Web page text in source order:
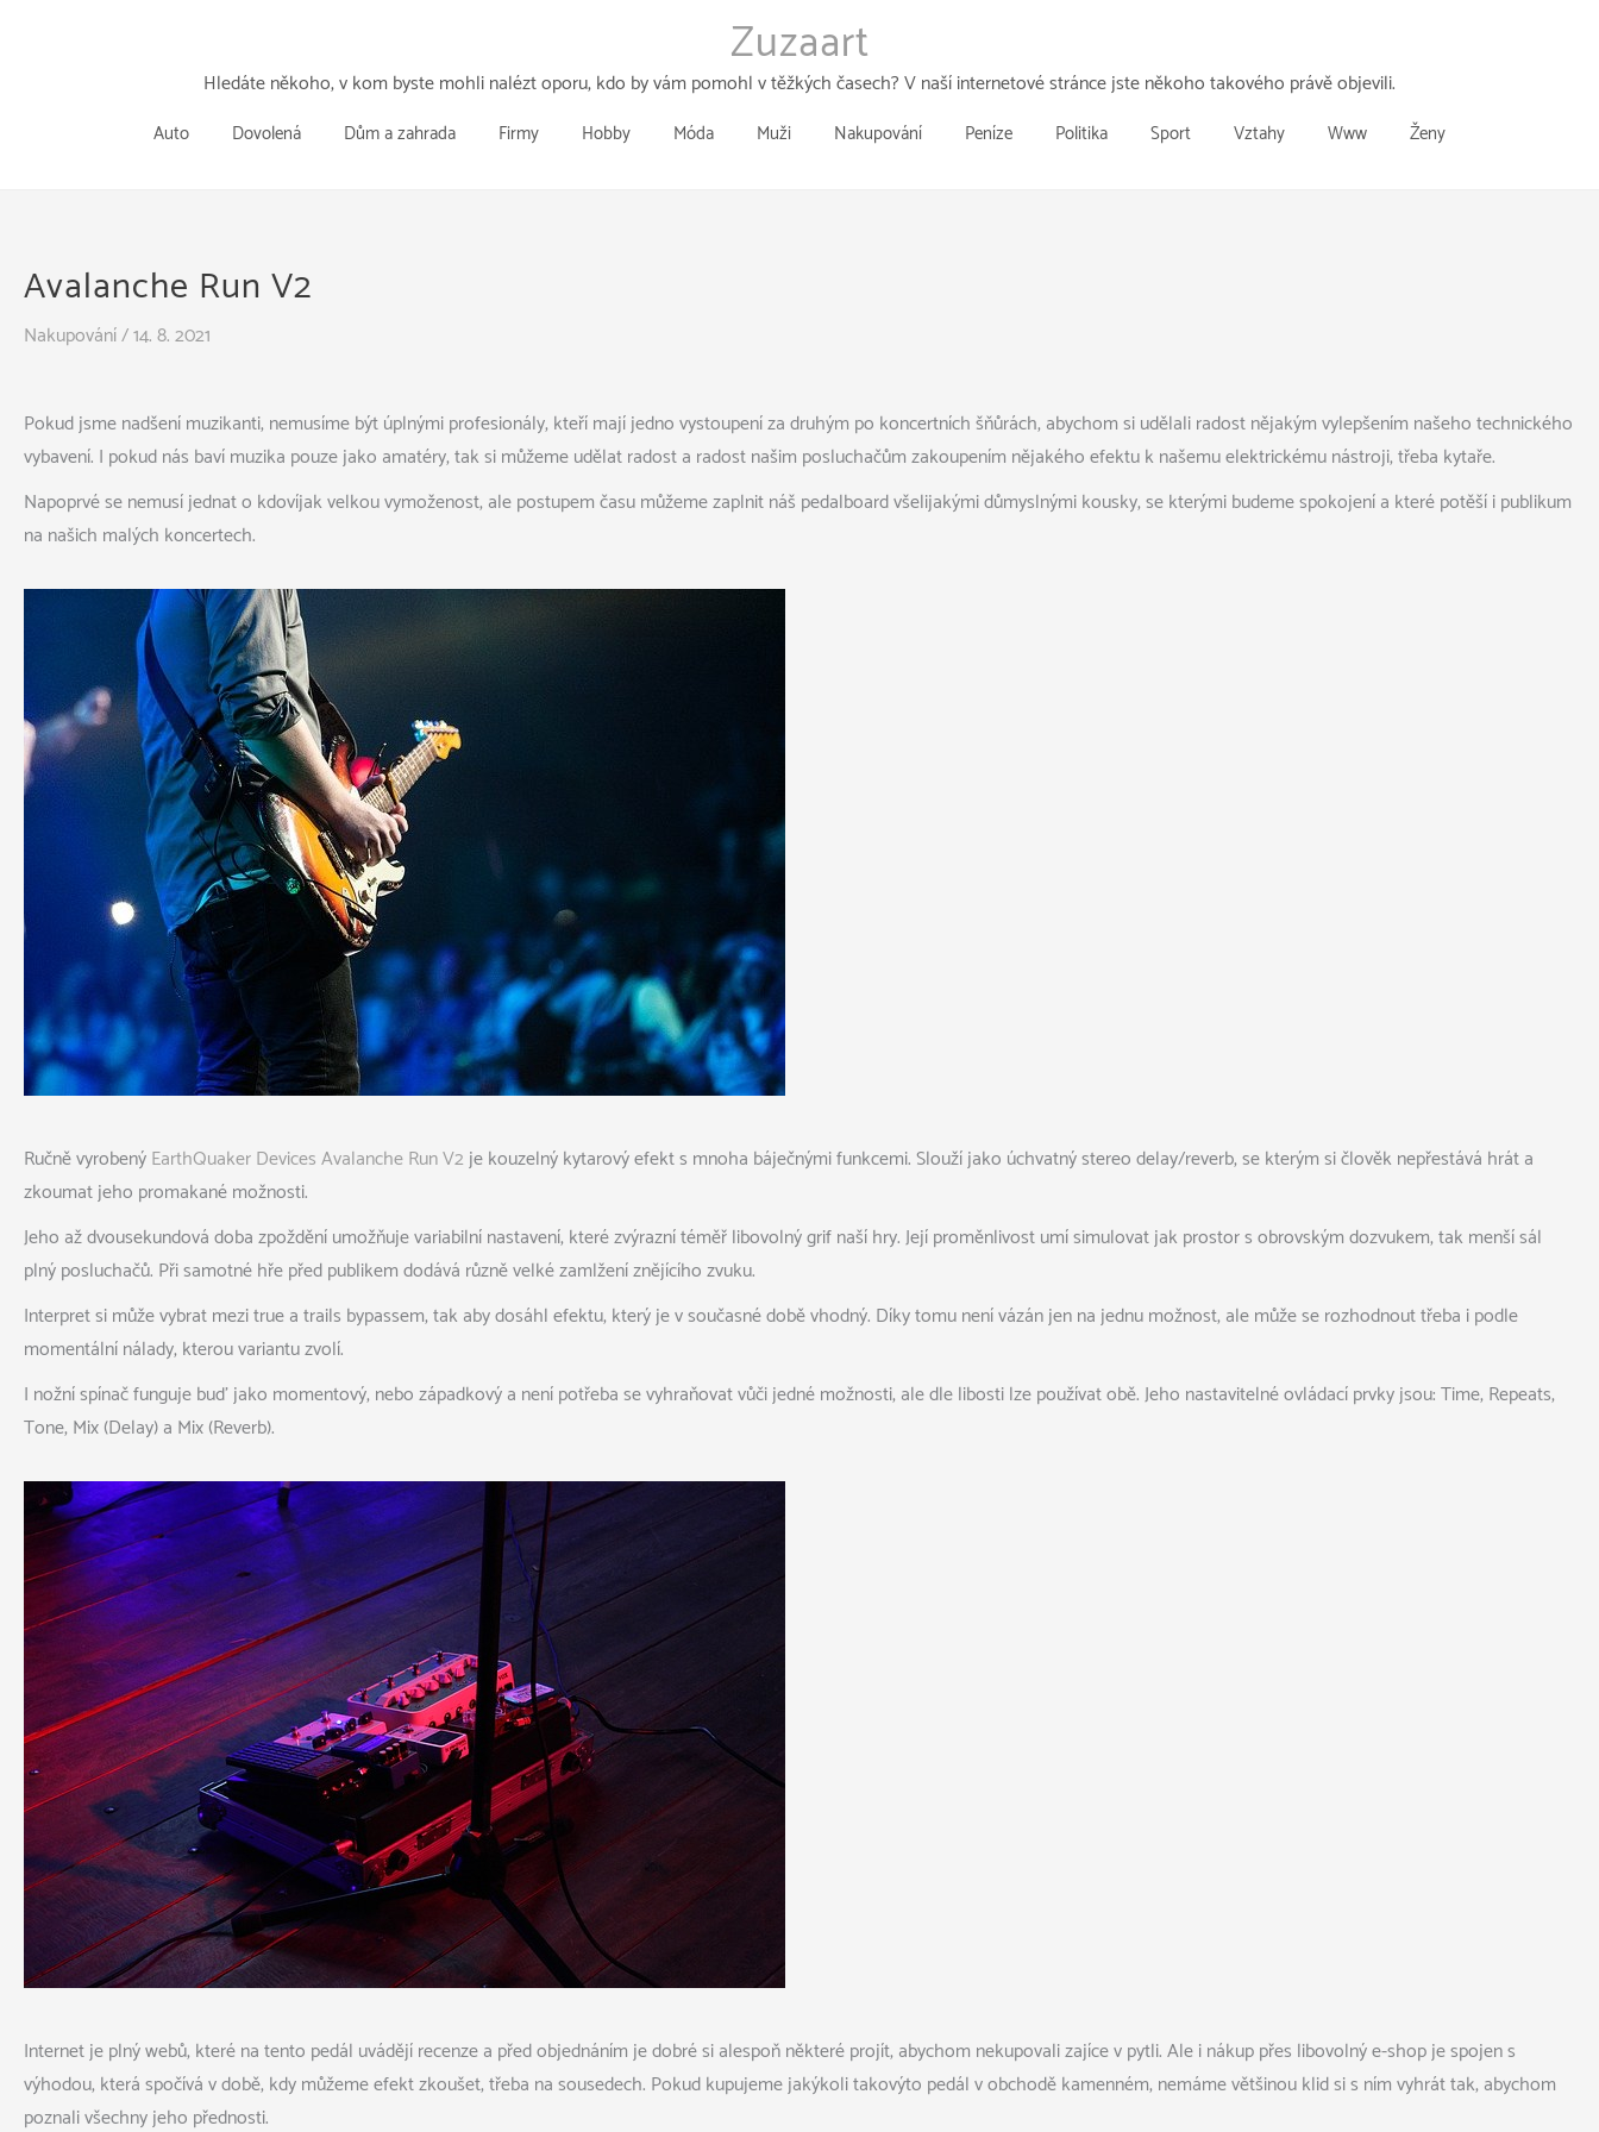
Zuzaart
Hledáte někoho, v kom byste mohli nalézt oporu, kdo by vám pomohl v těžkých časech? V naší internetové stránce jste někoho takového právě objevili.
Auto Dovolená Dům a zahrada Firmy Hobby Móda Muži Nakupování Peníze Politika Sport Vztahy Www Ženy
Avalanche Run V2
Nakupování/14. 8. 2021
Pokud jsme nadšení muzikanti, nemusíme být úplnými profesionály, kteří mají jedno vystoupení za druhým po koncertních šňůrách, abychom si udělali radost nějakým vylepšením našeho technického
vybavení. I pokud nás baví muzika pouze jako amatéry, tak si můžeme udělat radost a radost našim posluchačům zakoupením nějakého efektu k našemu elektrickému nástroji, třeba kytaře.
Napoprvé se nemusí jednat o kdovíjak velkou vymoženost, ale postupem času můžeme zaplnit náš pedalboard všelijakými důmyslnými kousky, se kterými budeme spokojení a které potěší i publikum
na našich malých koncertech.
Ručně vyrobenýEarthQuaker Devices Avalanche Run V2je kouzelný kytarový efekt s mnoha báječnými funkcemi. Slouží jako úchvatný stereo delay/reverb, se kterým si člověk nepřestává hrát a
zkoumat jeho promakané možnosti.
Jeho až dvousekundová doba zpoždění umožňuje variabilní nastavení, které zvýrazní téměř libovolný grif naší hry. Její proměnlivost umí simulovat jak prostor s obrovským dozvukem, tak menší sál
plný posluchačů. Při samotné hře před publikem dodává různě velké zamlžení znějícího zvuku.
Interpret si může vybrat mezi true a trails bypassem, tak aby dosáhl efektu, který je v současné době vhodný. Díky tomu není vázán jen na jednu možnost, ale může se rozhodnout třeba i podle
momentální nálady, kterou variantu zvolí.
I nožní spínač funguje buď jako momentový, nebo západkový a není potřeba se vyhraňovat vůči jedné možnosti, ale dle libosti lze používat obě. Jeho nastavitelné ovládací prvky jsou: Time, Repeats,
Tone, Mix (Delay) a Mix (Reverb).
Internet je plný webů, které na tento pedál uvádějí recenze a před objednáním je dobré si alespoň některé projít, abychom nekupovali zajíce v pytli. Ale i nákup přes libovolný e-shop je spojen s
výhodou, která spočívá v době, kdy můžeme efekt zkoušet, třeba na sousedech. Pokud kupujeme jakýkoli takovýto pedál v obchodě kamenném, nemáme většinou klid si s ním vyhrát tak, abychom
poznali všechny jeho přednosti.